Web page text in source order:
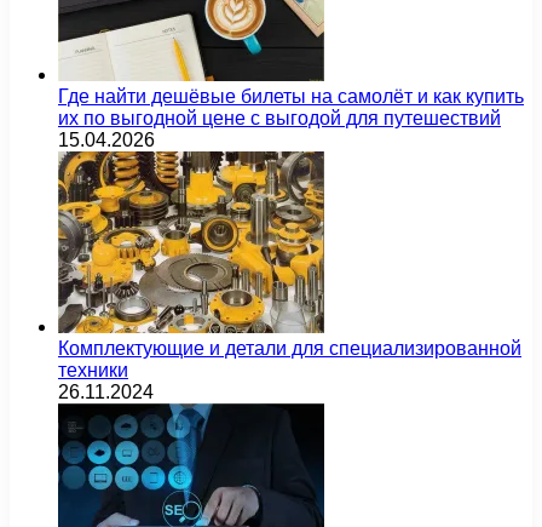
Где найти дешёвые билеты на самолёт и как купить
их по выгодной цене с выгодой для путешествий
15.04.2026
Комплектующие и детали для специализированной
техники
26.11.2024